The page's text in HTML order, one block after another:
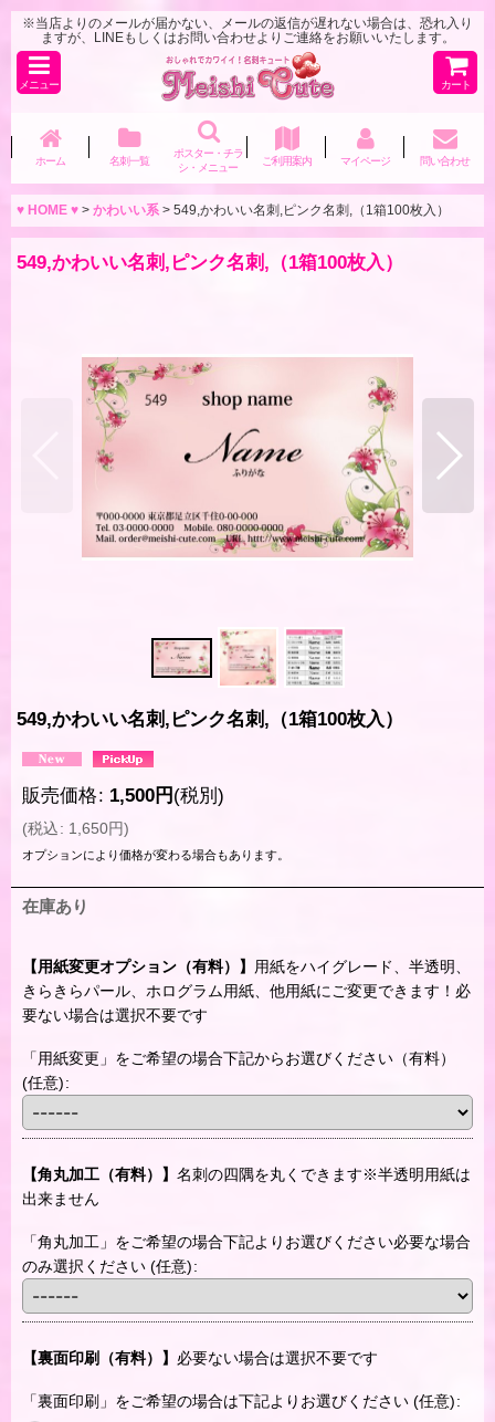
※当店よりのメールが届かない、メールの返信が遅れない場合は、恐れ入り
ますが、LINEもしくはお問い合わせよりご連絡をお願いいたします。
メニュー カート
ホーム 名刺一覧
ポスター・チラ
シ・メニュー
ご利用案内 マイページ 問い合わせ
♥ HOME ♥ > かわいい系 > 549,かわいい名刺,ピンク名刺,（1箱100枚入）
549,かわいい名刺,ピンク名刺,（1箱100枚入）
549,かわいい名刺,ピンク名刺,（1箱100枚入）
販売価格: 1,500円 (税別)
(税込: 1,650円)
オプションにより価格が変わる場合もあります。
在庫あり
【用紙変更オプション（有料）】 用紙をハイグレード、半透明、
きらきらパール、ホログラム用紙、他用紙にご変更できます！必
要ない場合は選択不要です
「用紙変更」をご希望の場合下記からお選びください（有料）
(任意):
【角丸加工（有料）】 名刺の四隅を丸くできます※半透明用紙は
出来ません
「角丸加工」をご希望の場合下記よりお選びください必要な場合
のみ選択ください (任意):
【裏面印刷（有料）】 必要ない場合は選択不要です
「裏面印刷」をご希望の場合は下記よりお選びください (任意):